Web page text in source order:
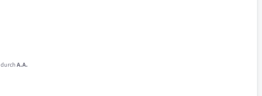
durchA.A.